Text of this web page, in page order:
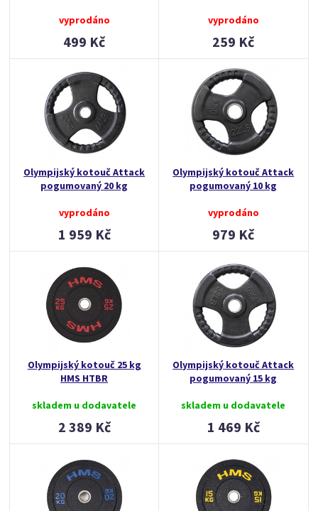
vyprodáno
499 Kč
vyprodáno
259 Kč
Olympijský kotouč Attack
pogumovaný 20 kg
vyprodáno
1 959 Kč
Olympijský kotouč Attack
pogumovaný 10 kg
vyprodáno
979 Kč
Olympijský kotouč 25 kg
HMS HTBR
skladem u dodavatele
2 389 Kč
Olympijský kotouč Attack
pogumovaný 15 kg
skladem u dodavatele
1 469 Kč